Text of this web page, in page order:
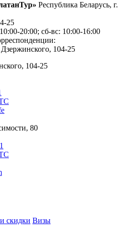
Республика Беларусь, г.
25
20:00; сб-вс: 10:00-16:00
104-25
104-25
80
скидки Визы